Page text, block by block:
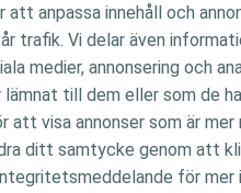
att anpassa innehåll och
trafik. Vi delar även
medier, annonsering och
till dem eller som de
att visa annonser som är
ditt samtycke genom att
för mer
Vilken lösning stämmer för dig?
behov, därför har Coloplast ett
olika katetrar. Hitta en som
RESOR
Förberedelser
flygresa